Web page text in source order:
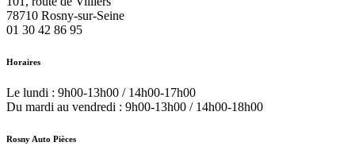
78710 Rosny-sur-Seine
01 30 42 86 95
Horaires
Le lundi : 9h00-13h00 / 14h00-17h00
Du mardi au vendredi : 9h00-13h00 / 14h00-18h00
Rosny Auto Pièces